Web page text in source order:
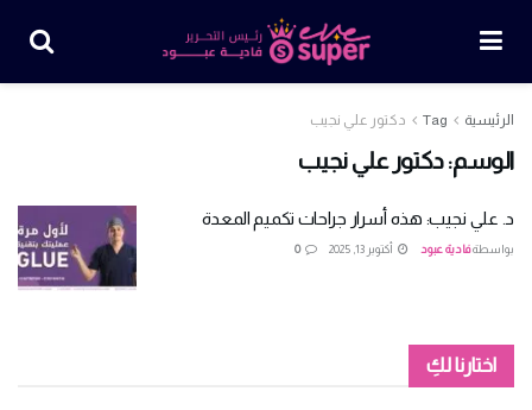
الرئيسية Tag دكتور علي نجيب
الوسم:دكتور علي نجيب
د. علي نجيب: هذه أسرار جراحات تكميم المعدة
بواسطةفادية عبود أكتوبر 13, 2025 0
اختارنا لكِ